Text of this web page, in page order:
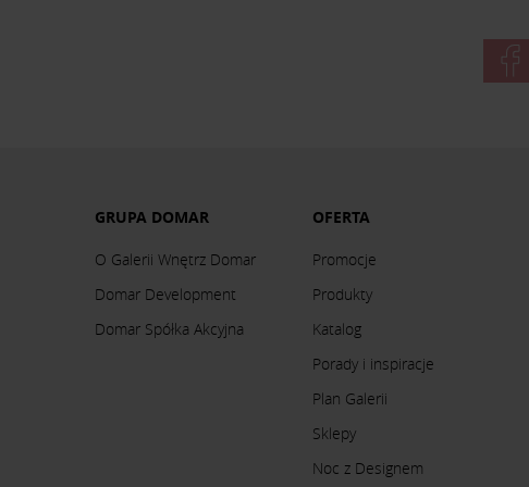
GRUPA DOMAR
O Galerii Wnętrz Domar
Domar Development
Domar Spółka Akcyjna
OFERTA
Promocje
Produkty
Katalog
Porady i inspiracje
Plan Galerii
Sklepy
Noc z Designem